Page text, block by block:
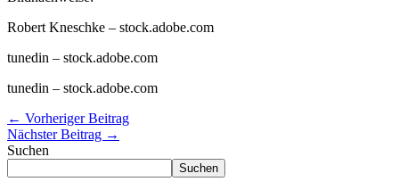
Robert Kneschke – stock.adobe.com
tunedin – stock.adobe.com
tunedin – stock.adobe.com
← Vorheriger Beitrag
Nächster Beitrag →
Suchen
Suchen